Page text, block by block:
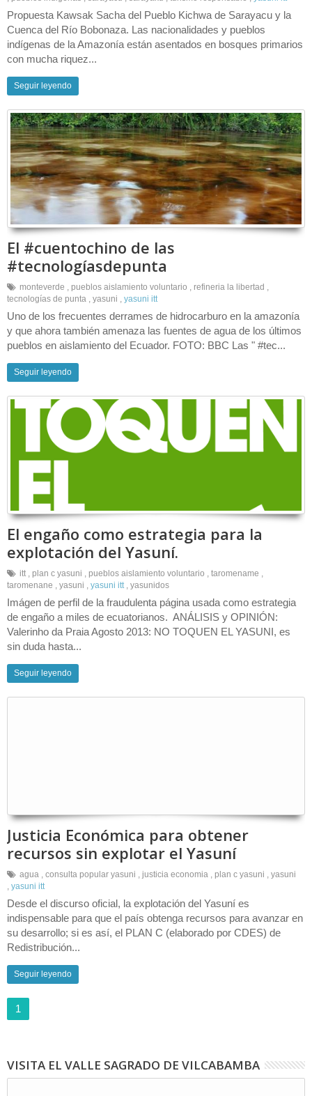
Propuesta Kawsak Sacha del Pueblo Kichwa de Sarayacu y la
Cuenca del Río Bobonaza. Las nacionalidades y pueblos
indígenas de la Amazonía están asentados en bosques primarios
con mucha riquez...
Seguir leyendo
El #cuentochino de las
#tecnologíasdepunta
monteverde , pueblos aislamiento voluntario , refineria la libertad ,
tecnologías de punta , yasuni , yasuni itt
Uno de los frecuentes derrames de hidrocarburo en la amazonía
y que ahora también amenaza las fuentes de agua de los últimos
pueblos en aislamiento del Ecuador. FOTO: BBC Las " #tec...
Seguir leyendo
El engaño como estrategia para la
explotación del Yasuní.
itt , plan c yasuni , pueblos aislamiento voluntario , taromename ,
taromenane , yasuni , yasuni itt , yasunidos
Imágen de perfil de la fraudulenta página usada como estrategia
de engaño a miles de ecuatorianos. ANÁLISIS y OPINIÓN:
Valerinho da Praia Agosto 2013: NO TOQUEN EL YASUNI, es
sin duda hasta...
Seguir leyendo
Justicia Económica para obtener
recursos sin explotar el Yasuní
agua , consulta popular yasuni , justicia economia , plan c yasuni , yasuni
, yasuni itt
Desde el discurso oficial, la explotación del Yasuní es
indispensable para que el país obtenga recursos para avanzar en
su desarrollo; si es así, el PLAN C (elaborado por CDES) de
Redistribución...
Seguir leyendo
1
VISITA EL VALLE SAGRADO DE VILCABAMBA